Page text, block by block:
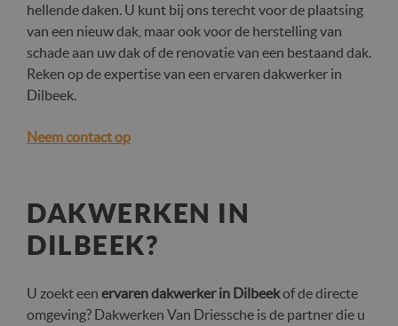
hellende daken. U kunt bij ons terecht voor de plaatsing
van een nieuw dak, maar ook voor de herstelling van
schade aan uw dak of de renovatie van een bestaand dak.
Reken op de expertise van een ervaren dakwerker in
Dilbeek.
Neem contact op
DAKWERKEN IN
DILBEEK?
U zoekt een ervaren dakwerker in Dilbeekof de directe
omgeving? Dakwerken Van Driessche is de partner die u